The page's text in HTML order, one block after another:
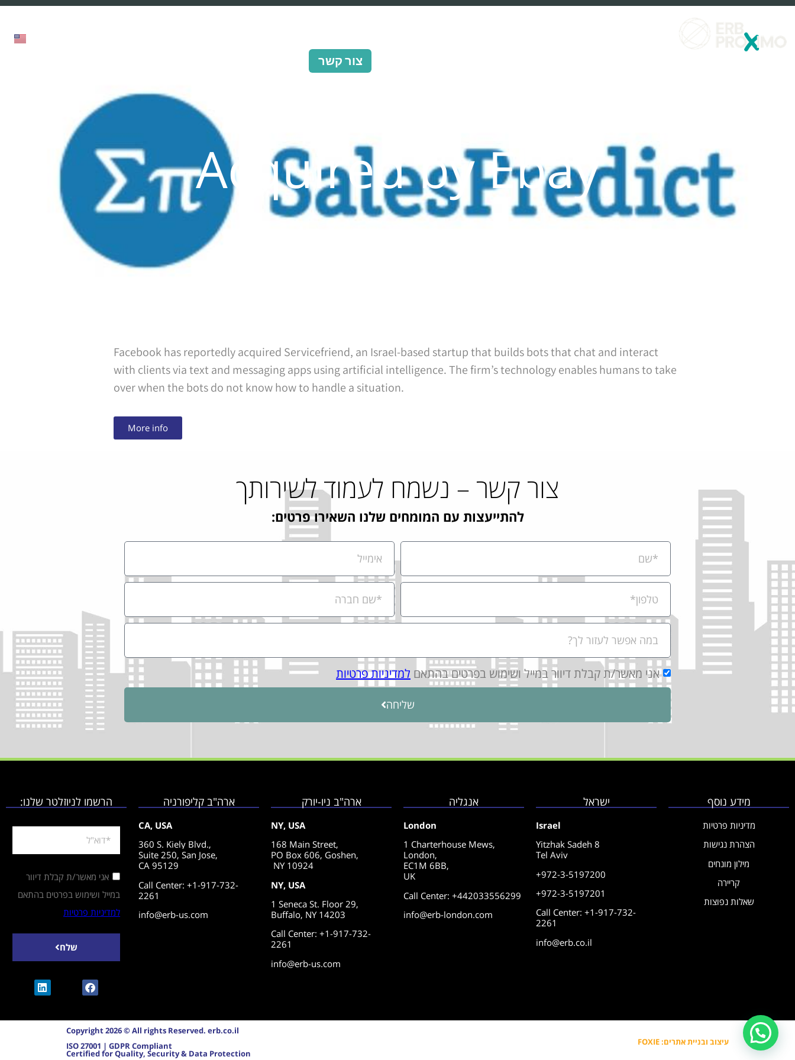
צור קשר
Acquired by Ebay
Facebook has reportedly acquired Servicefriend, an Israel-based startup that builds bots that chat and interact
with clients via text and messaging apps using artificial intelligence. The firm’s technology enables humans to take
over when the bots do not know how to handle a situation.
More info
צור קשר – נשמח לעמוד לשירותך
להתייעצות עם המומחים שלנו השאירו פרטים:
אני מאשר/ת קבלת דיוור במייל ושימוש בפרטים בהתאם למדיניות פרטיות
שליחה
מידע נוסף
מדיניות פרטיות
הצהרת נגישות
מילון מונחים
קריירה
שאלות נפוצות
ישראל
Israel
Yitzhak Sadeh 8
Tel Aviv
+972-3-5197200
+972-3-5197201
Call Center: +1-917-732-
2261
info@erb.co.il
אנגליה
London
1 Charterhouse Mews,
London,
EC1M 6BB,
UK
Call Center: +442033556299
info@erb-london.com
ארה"ב ניו-יורק
NY, USA
168 Main Street,
PO Box 606, Goshen,
NY 10924
NY, USA
1 Seneca St. Floor 29,
Buffalo, NY 14203
Call Center: +1-917-732-
2261
info@erb-us.com
ארה"ב קליפורניה
CA, USA
360 S. Kiely Blvd.,
Suite 250, San Jose,
CA 95129
Call Center: +1-917-732-
2261
info@erb-us.com
הרשמו לניוזלטר שלנו:
אני מאשר/ת קבלת דיוור
במייל ושימוש בפרטים בהתאם
למדיניות פרטיות
שלח
עיצוב ובניית אתרים: FOXIE
Copyright 2026 © All rights Reserved. erb.co.il
ISO 27001 | GDPR Compliant
Certified for Quality, Security & Data Protection